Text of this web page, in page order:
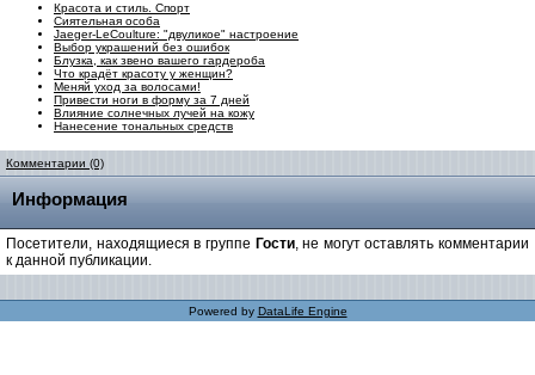
Красота и стиль. Спорт
Сиятельная особа
Jaeger-LeCoulture: "двуликое" настроение
Выбор украшений без ошибок
Блузка, как звено вашего гардероба
Что крадёт красоту у женщин?
Меняй уход за волосами!
Привести ноги в форму за 7 дней
Влияние солнечных лучей на кожу
Нанесение тональных средств
Комментарии (0)
Информация
Посетители, находящиеся в группе Гости, не могут оставлять комментарии
к данной публикации.
Powered by DataLife Engine